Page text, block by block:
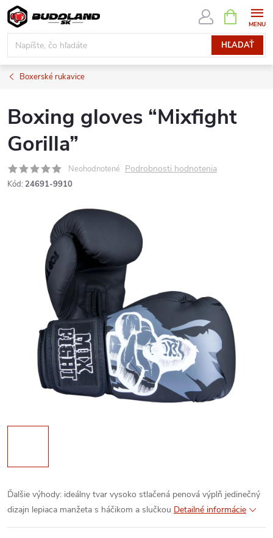
Prejsť
na
obsah
HĽADAŤ
KOŠÍK
Boxerské rukavice
Boxing gloves “Mixfight
Gorilla”
Neohodnotené Podrobnosti hodnotenia
Kód: 24691-9910
Ďalšie výhody: ideálny tvar vysoko stlačená penová výplň jedinečný
dizajn lepiaca manžeta s háčikom a slučkou Detailné informácie